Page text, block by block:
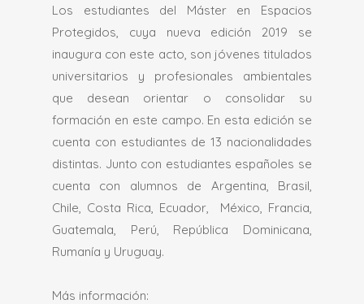
Los estudiantes del Máster en Espacios
Protegidos, cuya nueva edición 2019 se
inaugura con este acto, son jóvenes titulados
universitarios y profesionales ambientales
que desean orientar o consolidar su
formación en este campo. En esta edición se
cuenta con estudiantes de 13 nacionalidades
distintas. Junto con estudiantes españoles se
cuenta con alumnos de Argentina, Brasil,
Chile, Costa Rica, Ecuador, México, Francia,
Guatemala, Perú, República Dominicana,
Rumanía y Uruguay.
Más información: